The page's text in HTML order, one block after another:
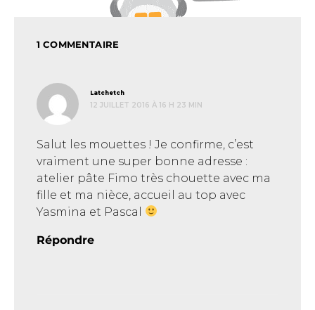
1 COMMENTAIRE
Latchetch
12 JUILLET 2016 À 16 H 23 MIN
Salut les mouettes ! Je confirme, c’est
vraiment une super bonne adresse :
atelier pâte Fimo très chouette avec ma
fille et ma nièce, accueil au top avec
Yasmina et Pascal
Répondre